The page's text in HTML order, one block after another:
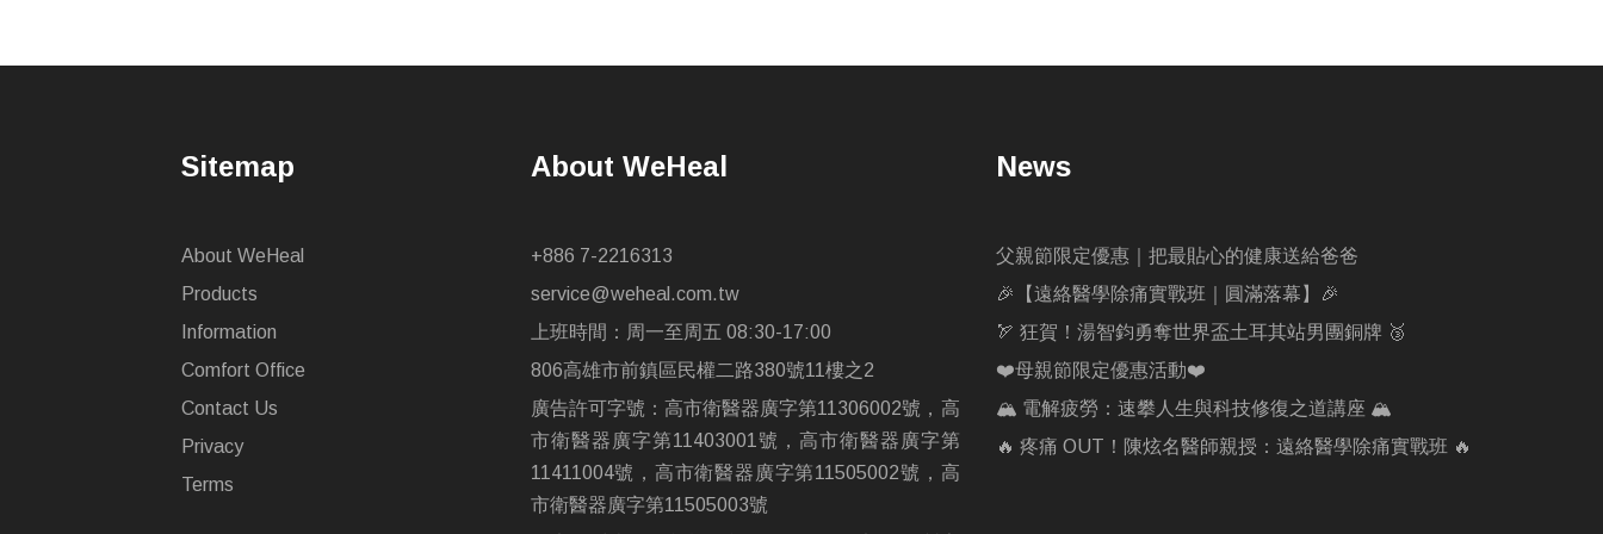
Sitemap
About WeHeal
Products
Information
Comfort Office
Contact Us
Privacy
Terms
About WeHeal
+886 7-2216313
service@weheal.com.tw
上班時間：周一至周五 08:30-17:00
806高雄市前鎮區民權二路380號11樓之2
廣告許可字號：高市衛醫器廣字第11306002號，高
市衛醫器廣字第11403001號，高市衛醫器廣字第
11411004號，高市衛醫器廣字第11505002號，高
市衛醫器廣字第11505003號
News
父親節限定優惠｜把最貼心的健康送給爸爸
🎉【遠絡醫學除痛實戰班｜圓滿落幕】🎉
🏹 狂賀！湯智鈞勇奪世界盃土耳其站男團銅牌 🥉
❤️母親節限定優惠活動❤️
🏔️ 電解疲勞：速攀人生與科技修復之道講座 🏔️
🔥 疼痛 OUT！陳炫名醫師親授：遠絡醫學除痛實戰班 🔥